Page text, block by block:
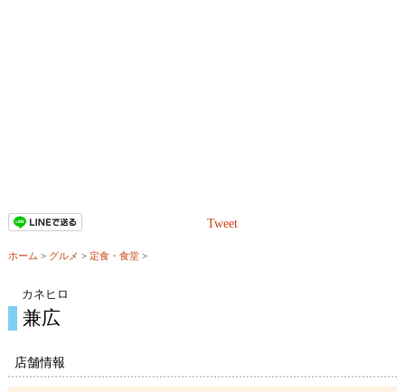
Tweet
ホーム > グルメ > 定食・食堂>
カネヒロ
兼広
店舗情報